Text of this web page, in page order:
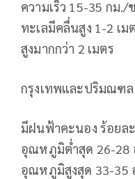
ความเร็ว 15-35 กม./
ทะเลมีคลื่นสูง 1-2 เ
สูงมากกว่า 2 เมตร
กรุงเทพและปริมณฑล
มีฝนฟ้าคะนอง ร้อยล
อุณหภูมิต่ำสุด 26-28
อุณหภูมิสูงสุด 33-35